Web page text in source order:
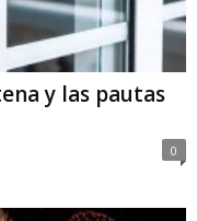
y las pautas
0